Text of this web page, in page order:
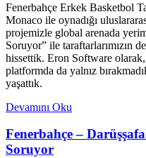
Fenerbahçe Erkek Basketbol
Monaco ile oynadığı
projemizle global arenada
Soruyor” ile taraftarlarımızın
hissettik. Eron Software olarak,
platformda da yalnız
yaşattık.
Devamını Oku
Fenerbahçe –
Soruyor